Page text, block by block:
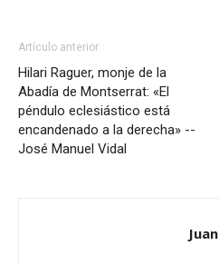
Artículo anterior
Hilari Raguer, monje de la
Abadía de Montserrat: «El
péndulo eclesiástico está
encandenado a la derecha» --
José Manuel Vidal
Juan